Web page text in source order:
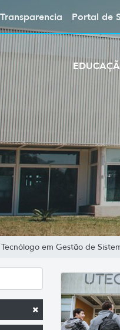
Transparencia Portal de
Tecnólogo em Gestão de